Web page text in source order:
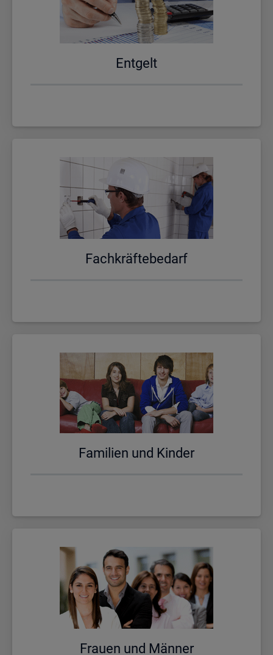
Ent­gelt
Fach­kräf­te­be­darf
Fa­mi­li­en und Kin­der
Frau­en und Män­ner